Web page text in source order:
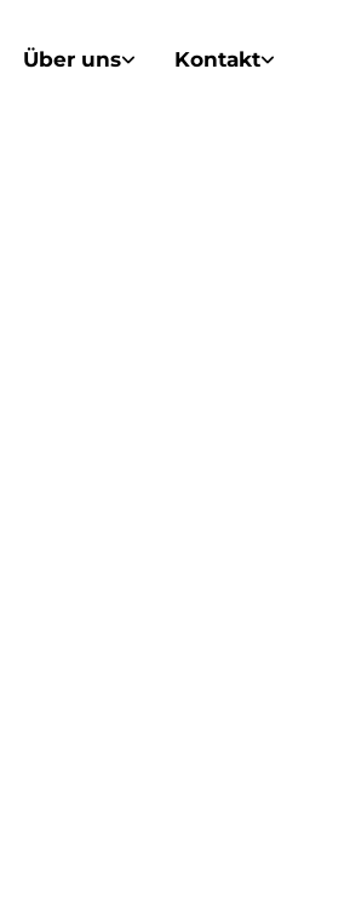
Über uns Kontakt